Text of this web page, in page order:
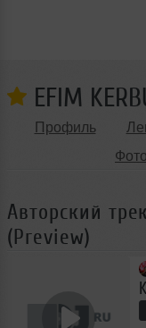
EFIM
Профиль
Фото
Авторский
(Preview)